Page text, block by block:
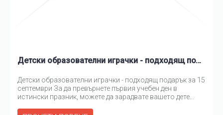
Детски образователни играчки - подходящ подарък за 15 септември
Детски образователни играчки - подходящ подарък за 15
септември За да превърнете първия учебен ден в
истински празник, можете да зарадвате вашето дете...